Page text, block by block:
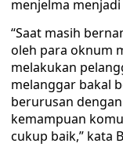
menjelma
“Saat masih
oleh para oknum
melakukan
melanggar bakal
berurusan
kemampuan
cukup baik,” kata